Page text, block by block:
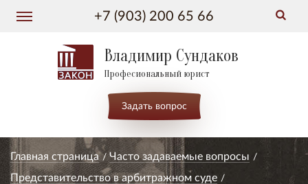
+7 (903) 200 65 66
Владимир Сундаков
Професиональный юрист
Задать вопрос
Главная страница
Часто задаваемые вопросы
Представительство в арбитражном суде